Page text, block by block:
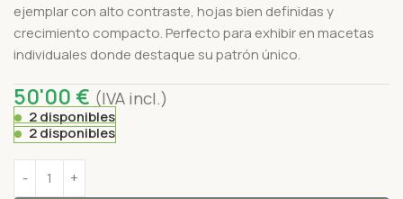
ejemplar con alto contraste, hojas bien definidas y
crecimiento compacto. Perfecto para exhibir en macetas
individuales donde destaque su patrón único.
50'00 € (IVA incl.)
2 disponibles
2 disponibles